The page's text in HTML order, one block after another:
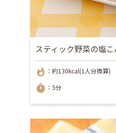
スティック野菜の塩
whatshot ：約130kcal(1人分換算)
timer ：5分